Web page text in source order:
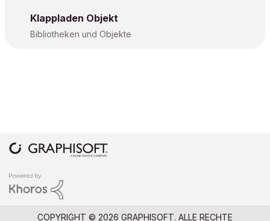
Klappladen Objekt
Bibliotheken und Objekte
COPYRIGHT © 2026 GRAPHISOFT. ALLE RECHTE